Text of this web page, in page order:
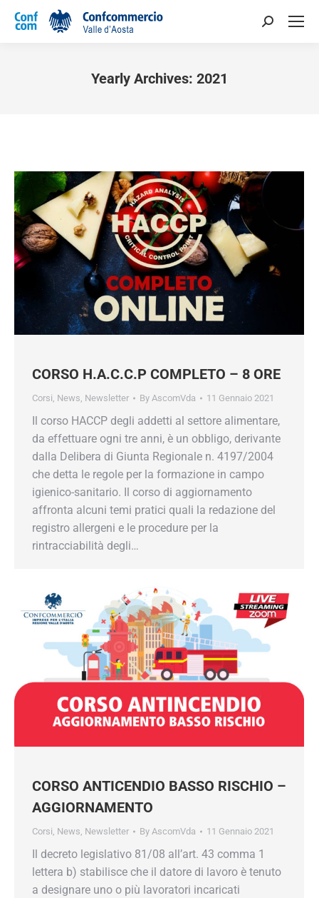
Yearly Archives:2021
CORSO H.A.C.C.P COMPLETO – 8 ORE
Corsi, News, Newsletter By AscomVda 11 Gennaio 2021
Il corso HACCP degli addetti al settore alimentare,
da effettuare ogni tre anni, è un obbligo, derivante
dalla Delibera di Giunta Regionale n. 4197/2004
che detta le regole per la formazione in campo
igienico-sanitario. Il corso di aggiornamento
affronta alcuni temi pratici quali la redazione del
registro allergeni e le procedure per la
rintracciabilità degli…
CORSO ANTICENDIO BASSO RISCHIO –
AGGIORNAMENTO
Corsi, News, Newsletter By AscomVda 11 Gennaio 2021
Il decreto legislativo 81/08 all’art. 43 comma 1
lettera b) stabilisce che il datore di lavoro è tenuto
a designare uno o più lavoratori incaricati